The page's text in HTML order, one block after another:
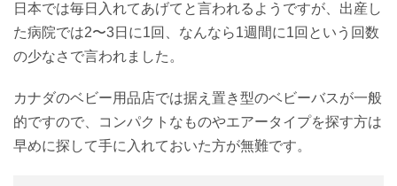
日本では毎日入れてあげてと言われるようですが、出産し
た病院では2〜3日に1回、なんなら1週間に1回という回数
の少なさで言われました。
カナダのベビー用品店では据え置き型のベビーバスが一般
的ですので、コンパクトなものやエアータイプを探す方は
早めに探して手に入れておいた方が無難です。